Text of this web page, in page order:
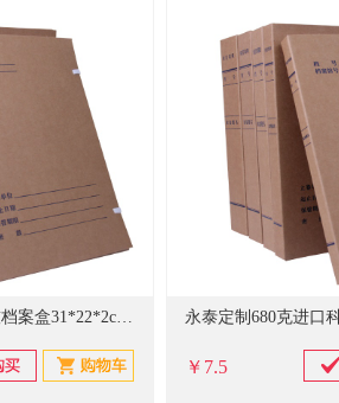
永泰定制680克进口科技档案盒31*22*2cm(个)500个起订 广发专供
￥7.5